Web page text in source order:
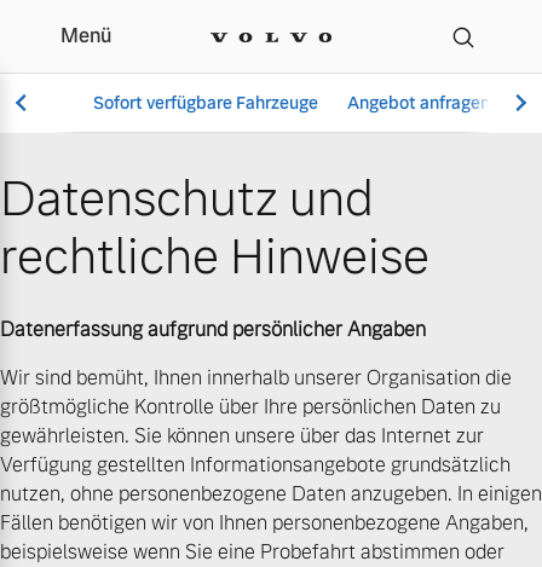
Datenschutz |
Menü
Sofort verfügbare Fahrzeuge Angebot anfragen
Vollelektrisch
6 Modelle
Plug-in Hybrid
3 Modelle
Aktuelle Angebote
Geschäftskunden
Über uns
Unser Team
Datenschutz und
rechtliche Hinweise
Datenerfassung aufgrund persönlicher Angaben
Wir sind bemüht, Ihnen innerhalb unserer Organisation die
größtmögliche Kontrolle über Ihre persönlichen Daten zu
gewährleisten. Sie können unsere über das Internet zur
Verfügung gestellten Informationsangebote grundsätzlich
nutzen, ohne personenbezogene Daten anzugeben. In einigen
Fällen benötigen wir von Ihnen personenbezogene Angaben,
beispielsweise wenn Sie eine Probefahrt abstimmen oder